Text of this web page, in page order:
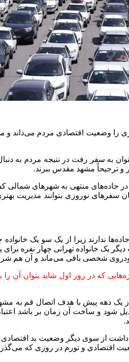
را وضعیت اقتصادی مردم می‌داند
به سفر رفت در نتیجه مردم به
و ترجیحاً مشهد مقدس ببرند.
در جاده‌های منتهی به شهرهای
نوروزی بتوانند مدیریت
ندارند زیرا از یک سو یک
یک خانواده تهرانی چهار نفره
خودروی شخصی باقی می‌ماند و آن هم
از یک دهه پیش با هدف اتصال قم
داشت از سوی دیگر وضعیت بد
اقتصادی و تورم در روزی که